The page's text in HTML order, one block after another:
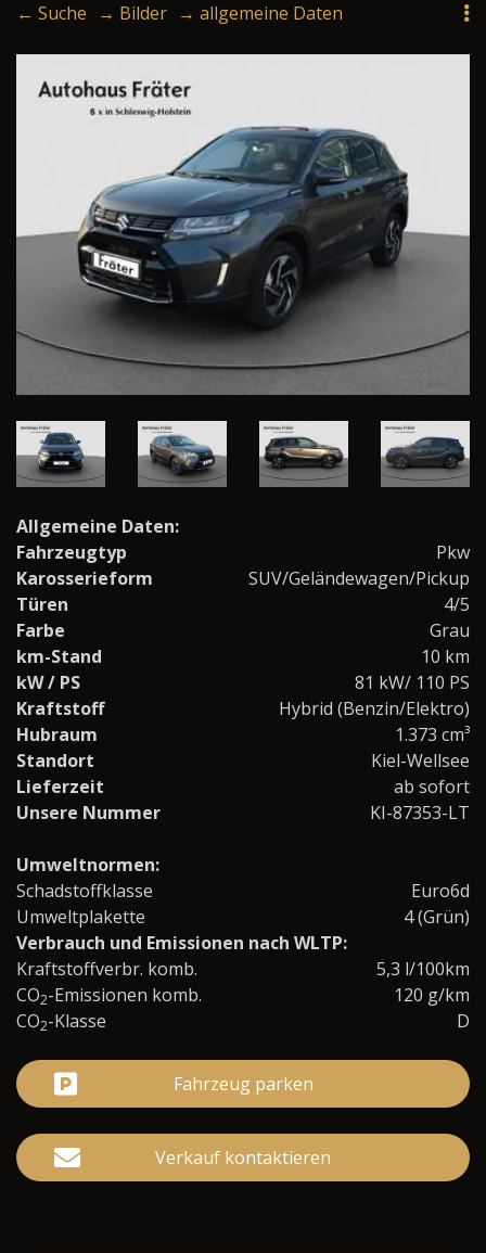
← Suche → Bilder → allgemeine Daten
Allgemeine Daten:
Fahrzeugtyp
Pkw
Karosserieform
SUV/Geländewagen/Pickup
Türen
4/5
Farbe
Grau
km-Stand
10 km
kW / PS
81 kW/ 110 PS
Kraftstoff
Hybrid (Benzin/Elektro)
Hubraum
1.373 cm³
Standort
Kiel-Wellsee
Lieferzeit
ab sofort
Unsere Nummer
KI-87353-LT
Umweltnormen:
Schadstoffklasse
Euro6d
Umweltplakette
4 (Grün)
Verbrauch und Emissionen nach WLTP:
Kraftstoffverbr. komb.
5,3 l/100km
CO2-Emissionen komb.
120 g/km
CO2-Klasse D
Fahrzeug parken
Verkauf kontaktieren